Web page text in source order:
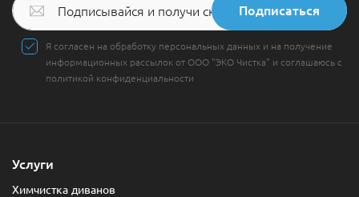
Я согласен на обработку персональных данных и на получение
информационных рассылок от ООО "ЭКО Чистка" и соглашаюсь с
политикой конфиденциальности
Подписаться
Услуги
Химчистка диванов